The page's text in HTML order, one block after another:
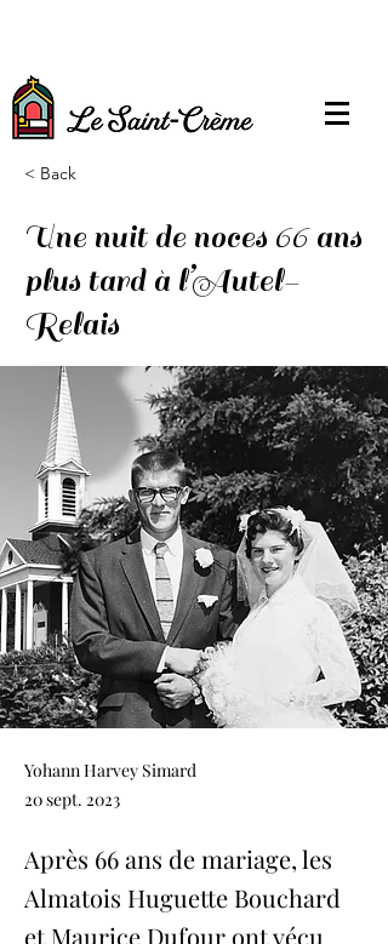
< Back
Une nuit de noces 66 ans
plus tard à l’Autel-
Relais
Yohann Harvey Simard
20 sept. 2023
Après 66 ans de mariage, les
Almatois Huguette Bouchard
et Maurice Dufour ont vécu